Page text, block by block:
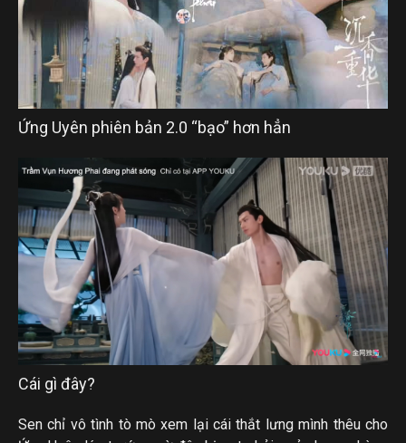
Ứng Uyên phiên bản 2.0 “bạo” hơn hẳn
Cái gì đây?
Sen chỉ vô tình tò mò xem lại cái thắt lưng mình thêu cho